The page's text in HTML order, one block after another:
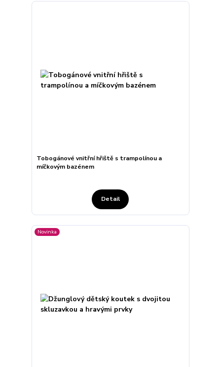
Tobogánové vnitřní hřiště s trampolínou a
míčkovým bazénem
Detail
Novinka